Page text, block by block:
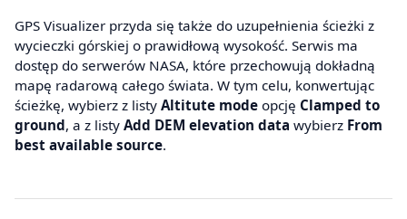
GPS Visualizer przyda się także do uzupełnienia ścieżki z
wycieczki górskiej o prawidłową wysokość. Serwis ma
dostęp do serwerów NASA, które przechowują dokładną
mapę radarową całego świata. W tym celu, konwertując
ścieżkę, wybierz z listy Altitute mode opcję Clamped to
ground, a z listy Add DEM elevation data wybierz From
best available source.